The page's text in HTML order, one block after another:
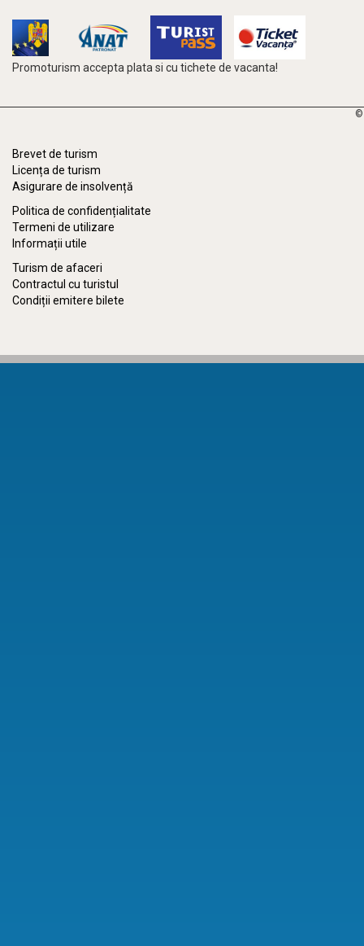
Promoturism accepta plata si cu tichete de vacanta!
©
Brevet de turism
Licența de turism
Asigurare de insolvență
Politica de confidențialitate
Termeni de utilizare
Informații utile
Turism de afaceri
Contractul cu turistul
Condiții emitere bilete